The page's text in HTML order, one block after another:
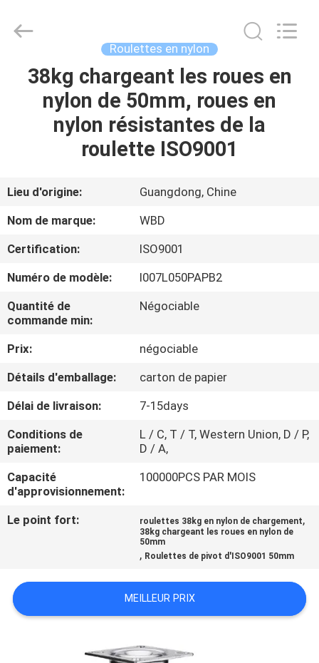
MAISON
PRODUITS
AU
DE
NOUS
VISITE
D'USINE
CONTRÔLE
DE
QUALITÉ
CONTACTEZ-
NOUS
UNE
CITATION
Metal
Reserved.
Roulettes en nylon
38kg chargeant les roues en
nylon de 50mm, roues en
nylon résistantes de la
roulette ISO9001
Lieu d'origine:
Guangdong, Chine
Nom de marque:
WBD
Certification:
ISO9001
Numéro de modèle:
I007L050PAPB2
Quantité de
commande min:
Négociable
Prix:
négociable
Détails d'emballage:
carton de papier
Délai de livraison:
7-15days
Conditions de
paiement:
L / C, T / T, Western Union, D / P,
D / A,
Capacité
d'approvisionnement:
100000PCS PAR MOIS
Le point fort: roulettes 38kg en nylon de chargement,
38kg chargeant les roues en nylon de
50mm
, Roulettes de pivot d'ISO9001 50mm
MEILLEUR PRIX